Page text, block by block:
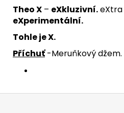
Theo X – eXkluzivní.eXtra
eXperimentální.
Tohle je X.
Příchuť-Meruňkový džem.